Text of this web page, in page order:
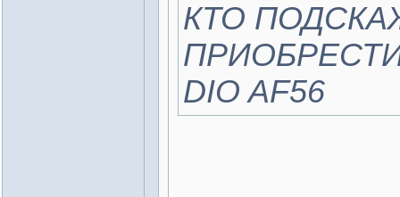
КТО
DIO AF56